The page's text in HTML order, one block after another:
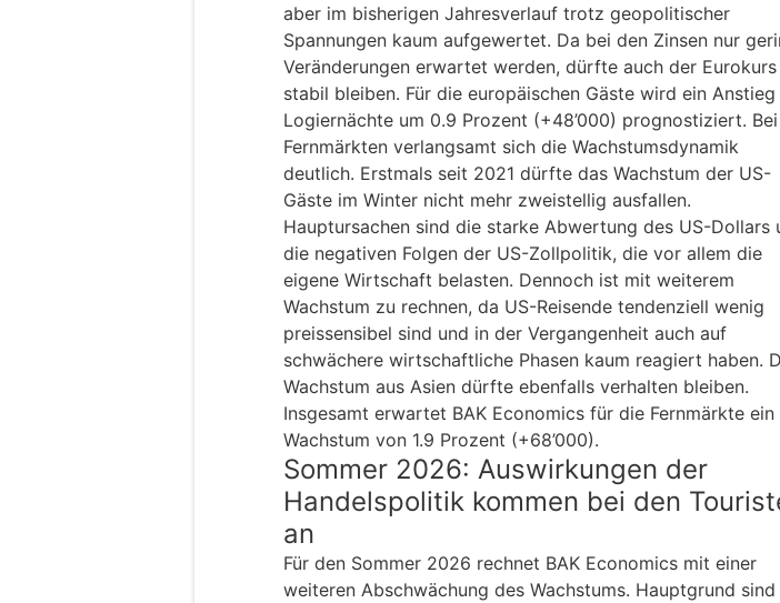
aber im bisherigen Jahresverlauf trotz geopolitischer
Spannungen kaum aufgewertet. Da bei den Zinsen nur
Veränderungen erwartet werden, dürfte auch der Eurokurs
stabil bleiben. Für die europäischen Gäste wird ein
Logiernächte um 0.9 Prozent (+48’000) prognostiziert.
Fernmärkten verlangsamt sich die Wachstumsdynamik
deutlich. Erstmals seit 2021 dürfte das Wachstum der US-
Gäste im Winter nicht mehr zweistellig ausfallen.
Hauptursachen sind die starke Abwertung des US-Dollars
die negativen Folgen der US-Zollpolitik, die vor allem die
eigene Wirtschaft belasten. Dennoch ist mit weiterem
Wachstum zu rechnen, da US-Reisende tendenziell wenig
preissensibel sind und in der Vergangenheit auch auf
schwächere wirtschaftliche Phasen kaum reagiert haben.
Wachstum aus Asien dürfte ebenfalls verhalten bleiben.
Insgesamt erwartet BAK Economics für die Fernmärkte ein
Wachstum von 1.9 Prozent (+68’000).
Sommer 2026: Auswirkungen der
Handelspolitik kommen bei den
an
Für den Sommer 2026 rechnet BAK Economics mit einer
weiteren Abschwächung des Wachstums. Hauptgrund